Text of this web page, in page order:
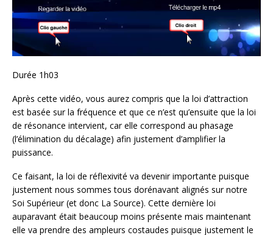
Durée 1h03
Après cette vidéo, vous aurez compris que la loi d’attraction
est basée sur la fréquence et que ce n’est qu’ensuite que la loi
de résonance intervient, car elle correspond au phasage
(l’élimination du décalage) afin justement d’amplifier la
puissance.
Ce faisant, la loi de réflexivité va devenir importante puisque
justement nous sommes tous dorénavant alignés sur notre
Soi Supérieur (et donc La Source). Cette dernière loi
auparavant était beaucoup moins présente mais maintenant
elle va prendre des ampleurs costaudes puisque justement le